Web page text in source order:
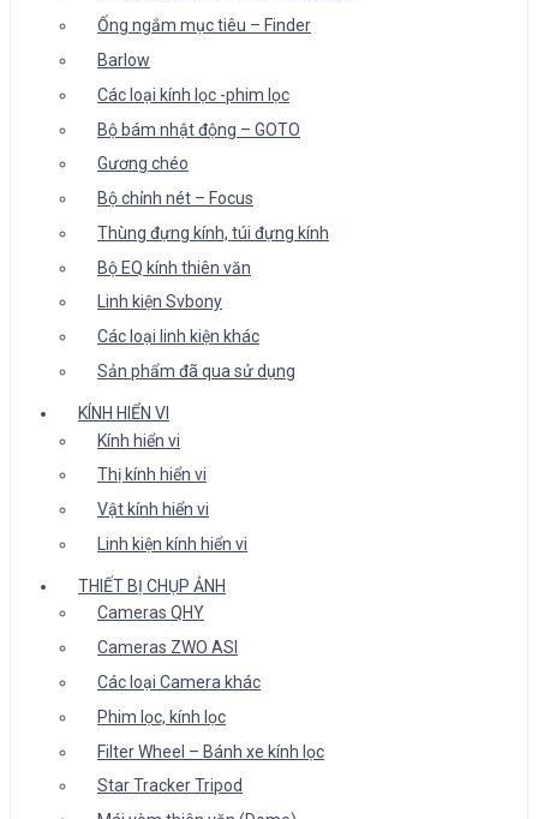
Ống ngắm mục tiêu – Finder
Barlow
Các loại kính lọc -phim lọc
Bộ bám nhật động – GOTO
Gương chéo
Bộ chỉnh nét – Focus
Thùng đựng kính, túi đựng kính
Bộ EQ kính thiên văn
Linh kiện Svbony
Các loại linh kiện khác
Sản phẩm đã qua sử dụng
KÍNH HIỂN VI
Kính hiển vi
Thị kính hiển vi
Vật kính hiển vi
Linh kiện kính hiển vi
THIẾT BỊ CHỤP ẢNH
Cameras QHY
Cameras ZWO ASI
Các loại Camera khác
Phim lọc, kính lọc
Filter Wheel – Bánh xe kính lọc
Star Tracker Tripod